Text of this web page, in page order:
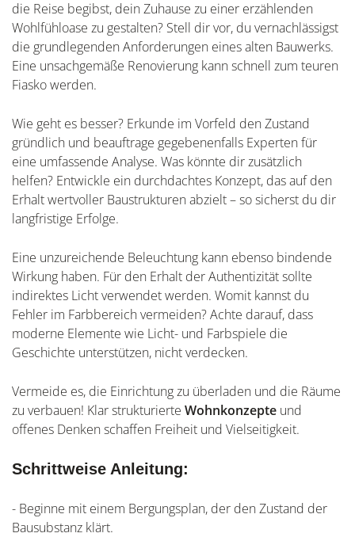
die Reise begibst, dein Zuhause zu einer erzählenden
Wohlfühloase zu gestalten? Stell dir vor, du vernachlässigst
die grundlegenden Anforderungen eines alten Bauwerks.
Eine unsachgemäße Renovierung kann schnell zum teuren
Fiasko werden.
Wie geht es besser? Erkunde im Vorfeld den Zustand
gründlich und beauftrage gegebenenfalls Experten für
eine umfassende Analyse. Was könnte dir zusätzlich
helfen? Entwickle ein durchdachtes Konzept, das auf den
Erhalt wertvoller Baustrukturen abzielt – so sicherst du dir
langfristige Erfolge.
Eine unzureichende Beleuchtung kann ebenso bindende
Wirkung haben. Für den Erhalt der Authentizität sollte
indirektes Licht verwendet werden. Womit kannst du
Fehler im Farbbereich vermeiden? Achte darauf, dass
moderne Elemente wie Licht- und Farbspiele die
Geschichte unterstützen, nicht verdecken.
Vermeide es, die Einrichtung zu überladen und die Räume
zu verbauen! Klar strukturierte Wohnkonzepte und
offenes Denken schaffen Freiheit und Vielseitigkeit.
Schrittweise Anleitung:
- Beginne mit einem Bergungsplan, der den Zustand der
Bausubstanz klärt.